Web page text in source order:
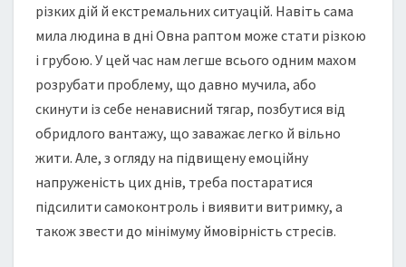
різких дій й екстремальних ситуацій. Навіть сама
мила людина в дні Овна раптом може стати різкою
і грубою. У цей час нам легше всього одним махом
розрубати проблему, що давно мучила, або
скинути із себе ненависний тягар, позбутися від
обридлого вантажу, що заважає легко й вільно
жити. Але, з огляду на підвищену емоційну
напруженість цих днів, треба постаратися
підсилити самоконтроль і виявити витримку, а
також звести до мінімуму ймовірність стресів.